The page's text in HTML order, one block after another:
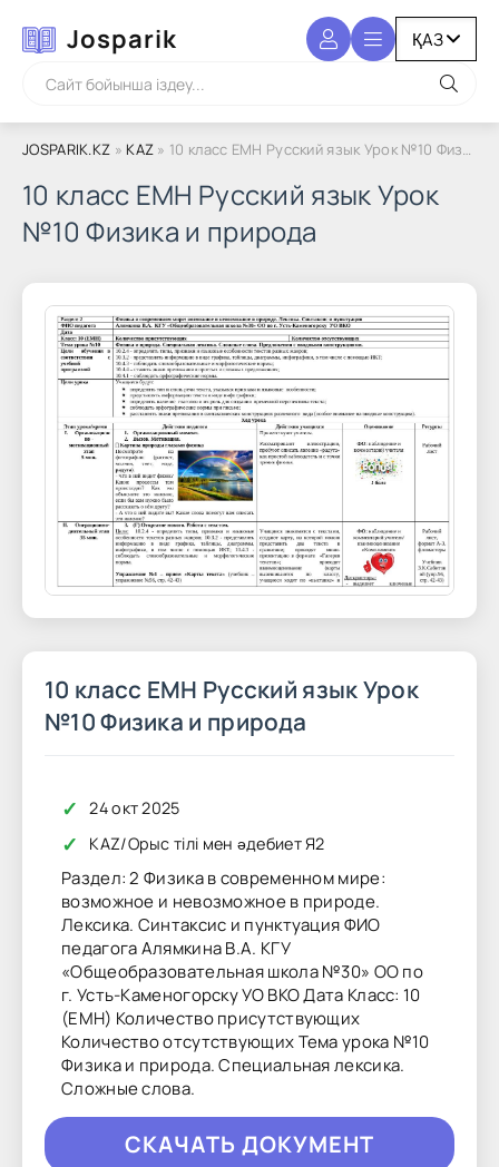
Josparik
JOSPARIK.KZ » KAZ » 10 класс ЕМН Русский язык Урок №10 Физика и природа
10 класс ЕМН Русский язык Урок
№10 Физика и природа
10 класс ЕМН Русский язык Урок
№10 Физика и природа
✓ 24 окт 2025
✓ KAZ/Орыс тілі мен әдебиет Я2
Раздел: 2 Физика в современном мире:
возможное и невозможное в природе.
Лексика. Синтаксис и пунктуация ФИО
педагога Алямкина В.А. КГУ
«Общеобразовательная школа №30» ОО по
г. Усть-Каменогорску УО ВКО Дата Класс: 10
(ЕМН) Количество присутствующих
Количество отсутствующих Тема урока №10
Физика и природа. Специальная лексика.
Сложные слова.
CКAЧAТЬ ДОКУМЕНТ